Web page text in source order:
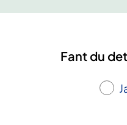
Fant du